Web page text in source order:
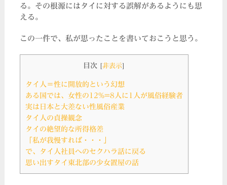
る。その根源にはタイに対する誤解があるようにも思
える。
この一件で、私が思ったことを書いておこうと思う。
目次 [非表示]
タイ人＝性に開放的という幻想
ある国では、女性の12%=8人に1人が風俗経験者
実は日本と大差ない性風俗産業
タイ人の貞操観念
タイの絶望的な所得格差
「私が我慢すれば・・・」
で、タイ人社員へのセクハラ話に戻る
思い出すタイ東北部の少女置屋の話